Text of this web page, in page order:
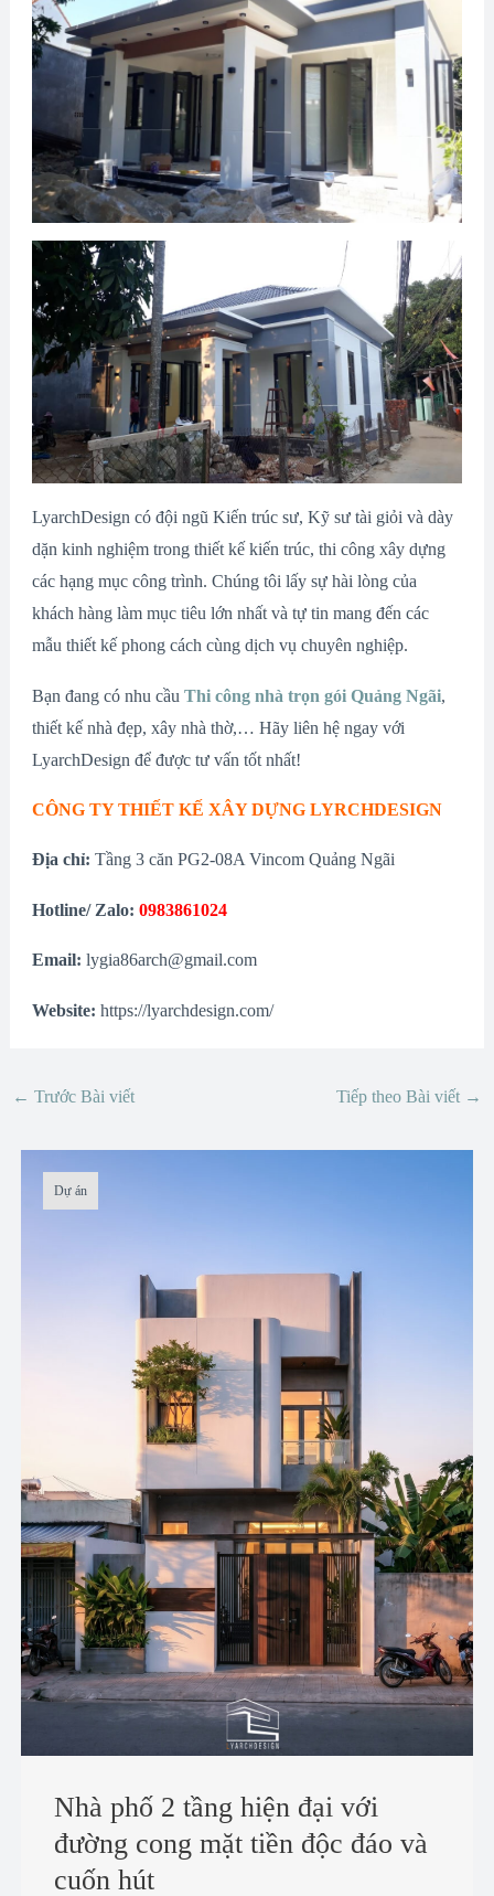
LyarchDesign có đội ngũ Kiến trúc sư, Kỹ sư tài giỏi và dày
dặn kinh nghiệm trong thiết kế kiến trúc, thi công xây dựng
các hạng mục công trình. Chúng tôi lấy sự hài lòng của
khách hàng làm mục tiêu lớn nhất và tự tin mang đến các
mẫu thiết kế phong cách cùng dịch vụ chuyên nghiệp.
Bạn đang có nhu cầu Thi công nhà trọn gói Quảng Ngãi,
thiết kế nhà đẹp, xây nhà thờ,… Hãy liên hệ ngay với
LyarchDesign để được tư vấn tốt nhất!
CÔNG TY THIẾT KẾ XÂY DỰNG LYRCHDESIGN
Địa chỉ: Tầng 3 căn PG2-08A Vincom Quảng Ngãi
Hotline/ Zalo: 0983861024
Email: lygia86arch@gmail.com
Website: https://lyarchdesign.com/
← Trước Bài viết Tiếp theo Bài viết →
Dự án
Nhà phố 2 tầng hiện đại với
đường cong mặt tiền độc đáo và
cuốn hút